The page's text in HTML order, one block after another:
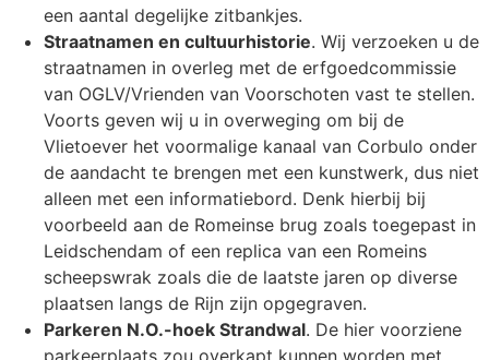
een aantal degelijke zitbankjes.
Straatnamen en cultuurhistorie. Wij verzoeken u de
straatnamen in overleg met de erfgoedcommissie
van OGLV/Vrienden van Voorschoten vast te stellen.
Voorts geven wij u in overweging om bij de
Vlietoever het voormalige kanaal van Corbulo onder
de aandacht te brengen met een kunstwerk, dus niet
alleen met een informatiebord. Denk hierbij bij
voorbeeld aan de Romeinse brug zoals toegepast in
Leidschendam of een replica van een Romeins
scheepswrak zoals die de laatste jaren op diverse
plaatsen langs de Rijn zijn opgegraven.
Parkeren N.O.-hoek Strandwal. De hier voorziene
parkeerplaats zou overkapt kunnen worden met